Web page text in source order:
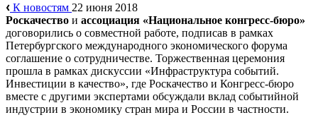
К новостям 22 июня 2018
Роскачество и ассоциация «Национальное конгресс-бюро»
договорились о совместной работе, подписав в рамках
Петербургского международного экономического форума
соглашение о сотрудничестве. Торжественная церемония
прошла в рамках дискуссии «Инфраструктура событий.
Инвестиции в качество», где Роскачество и Конгресс-бюро
вместе с другими экспертами обсуждали вклад событийной
индустрии в экономику стран мира и России в частности.